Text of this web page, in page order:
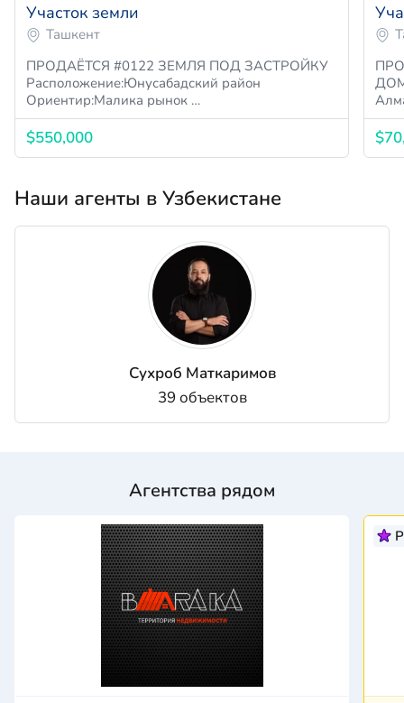
Участок земли
Ташкент
ПРОДАЁТСЯ #0122 ЗЕМЛЯ ПОД ЗАСТРОЙКУ
Расположение:Юнусабадский район
Ориентир:Малика рынок …
$550,000
ПРОДАЁТСЯ
Наши агенты в Узбекистане
Сухроб Маткаримов
39 объектов
Агентства рядом